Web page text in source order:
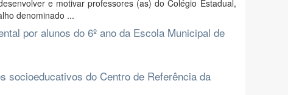
e motivar professores (as) do Colégio Estadual,
denominado ...
por alunos do 6º ano da Escola Municipal de
socioeducativos do Centro de Referência da